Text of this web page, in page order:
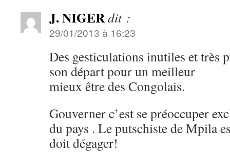
J. NIGERdit :
29/01/2013 à 16:23
Des gesticulations inutiles et très
son départ pour un meilleur
mieux être des Congolais.
Gouverner c’est se préoccuper
du pays . Le putschiste de Mpila
doit dégager!